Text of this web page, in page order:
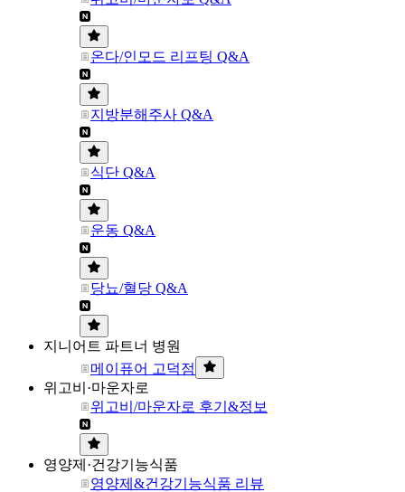
온다/인모드 리프팅 Q&A
지방분해주사 Q&A
식단 Q&A
운동 Q&A
당뇨/혈당 Q&A
지니어트 파트너 병원
메이퓨어 고덕점
위고비·마운자로
위고비/마운자로 후기&정보
영양제·건강기능식품
영양제&건강기능식품 리뷰